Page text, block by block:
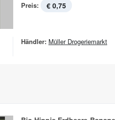
Preis: € 0,75
Händler: Müller Drogeriemarkt